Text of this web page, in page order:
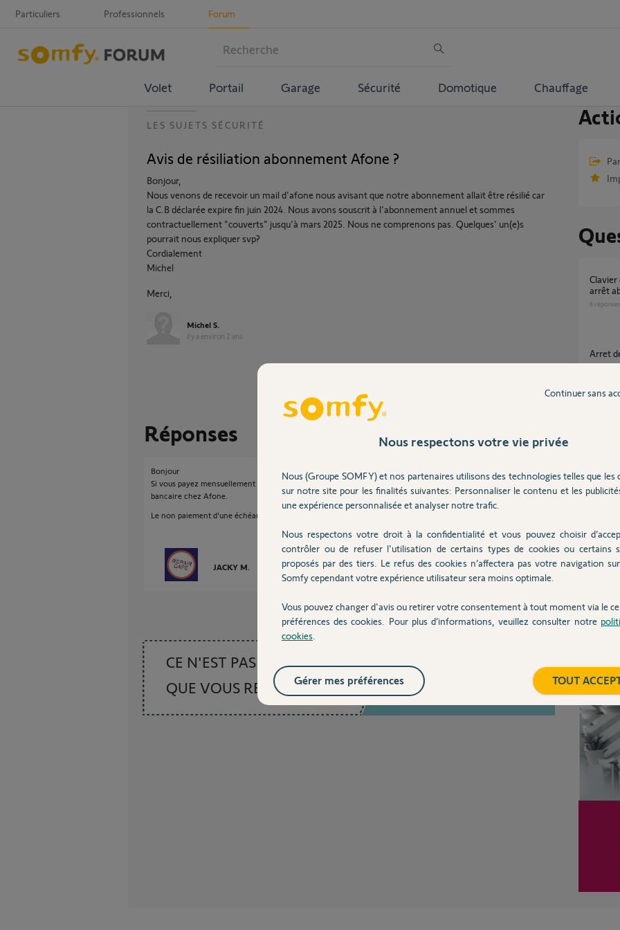
Particuliers Professionnels Forum
Volet Portail Garage Sécurité Domotique Chauffage
LES SUJETS SÉCURITÉ
Avis de résiliation abonnement Afone ?
Bonjour,
Nous venons de recevoir un mail d'afone nous avisant que notre abonnement allait être résilié car
la C.B déclarée expire fin juin 2024. Nous avons souscrit à l'abonnement annuel et sommes
contractuellement "couverts" jusqu'à mars 2025. Nous ne comprenons pas. Quelques' un(e)s
pourrait nous expliquer svp?
Cordialement
Michel
Merci,
Michel S.
il y a environ 2 ans
Participer au fil de discussion
Réponses
Bonjour
Si vous payez mensuellement vous avez jusqu'à fin Juin pour mettre à jour votre carte
bancaire chez Afone.
Le non paiement d'une échéance annule un contrat.
JACKY M. il y a environ 2 ans
CE N'EST PAS CE
QUE VOUS RECHERCHEZ
Posez votre question
Clavier qui clignote Alarme Protexiom suite a
arrêt
6 réponses
Arret
Carte
2réponses
Nous respectons votre vie privée
Nous (Groupe SOMFY) et nos partenaires utilisons des technologies telles que les
sur notre site pour les finalités suivantes: Personnaliser le contenu et les
une expérience personnalisée et analyser notre trafic.
Nous respectons votre droit à la confidentialité et vous pouvez choisir
contrôler ou de refuser l'utilisation de certains types de cookies ou certains
proposés par des tiers. Le refus des cookies n’affectera pas votre navigation
Somfy cependant votre expérience utilisateur sera moins optimale.
Vous pouvez changer d'avis ou retirer votre consentement à tout moment via le
préférences des cookies. Pour plus d’informations, veuillez consulter notre
cookies
Continuer sans
TOUT
Gérer mes préférences